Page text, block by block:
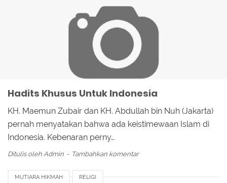
Hadits Khusus Untuk Indonesia
KH. Maemun Zubair dan KH. Abdullah bin Nuh (Jakarta)
pernah menyatakan bahwa ada keistimewaan Islam di
Indonesia. Kebenaran perny…
Ditulis oleh Admin Tambahkan komentar
MUTIARA HIKMAH RELIGI